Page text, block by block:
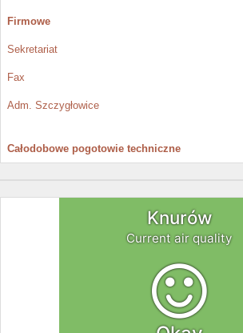
Firmowe
Sekretariat
Fax
Adm. Szczygłowice
Całodobowe pogotowie techniczne